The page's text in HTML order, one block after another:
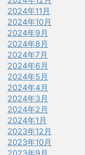
2024年11月
2024年10月
2024年9月
2024年8月
2024年7月
2024年6月
2024年5月
2024年4月
2024年3月
2024年2月
2024年1月
2023年12月
2023年10月